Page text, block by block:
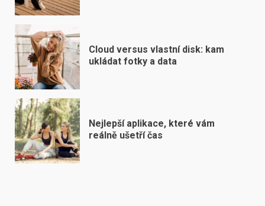
Cloud versus vlastní disk: kam
ukládat fotky a data
Nejlepší aplikace, které vám
reálně ušetří čas